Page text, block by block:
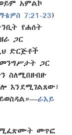
አምልኮ
7:21-23)
የሐሰት
ጋር
ድርጅቶች
ጋር
ስለሚበዘብዙ
እንደሚገልጸው፣
ራእይ
መጥፎ